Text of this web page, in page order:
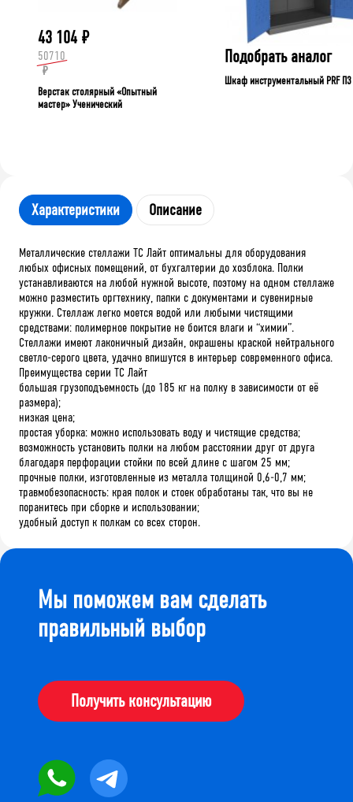
43 104 ₽
50710
₽
Верстак столярный «Опытный
мастер» Ученический
Подобрать аналог
Шкаф инструментальный PRF П3
Характеристики Описание
Металлические стеллажи ТС Лайт оптимальны для оборудования
любых офисных помещений, от бухгалтерии до хозблока. Полки
устанавливаются на любой нужной высоте, поэтому на одном стеллаже
можно разместить оргтехнику, папки с документами и сувенирные
кружки. Стеллаж легко моется водой или любыми чистящими
средствами: полимерное покрытие не боится влаги и “химии”.
Стеллажи имеют лаконичный дизайн, окрашены краской нейтрального
светло-серого цвета, удачно впишутся в интерьер современного офиса.
Преимущества серии ТС Лайт
большая грузоподъемность (до 185 кг на полку в зависимости от её
размера);
низкая цена;
простая уборка: можно использовать воду и чистящие средства;
возможность установить полки на любом расстоянии друг от друга
благодаря перфорации стойки по всей длине с шагом 25 мм;
прочные полки, изготовленные из металла толщиной 0,6-0,7 мм;
травмобезопасность: края полок и стоек обработаны так, что вы не
поранитесь при сборке и использовании;
удобный доступ к полкам со всех сторон.
Мы поможем вам сделать
правильный выбор
Получить консультацию